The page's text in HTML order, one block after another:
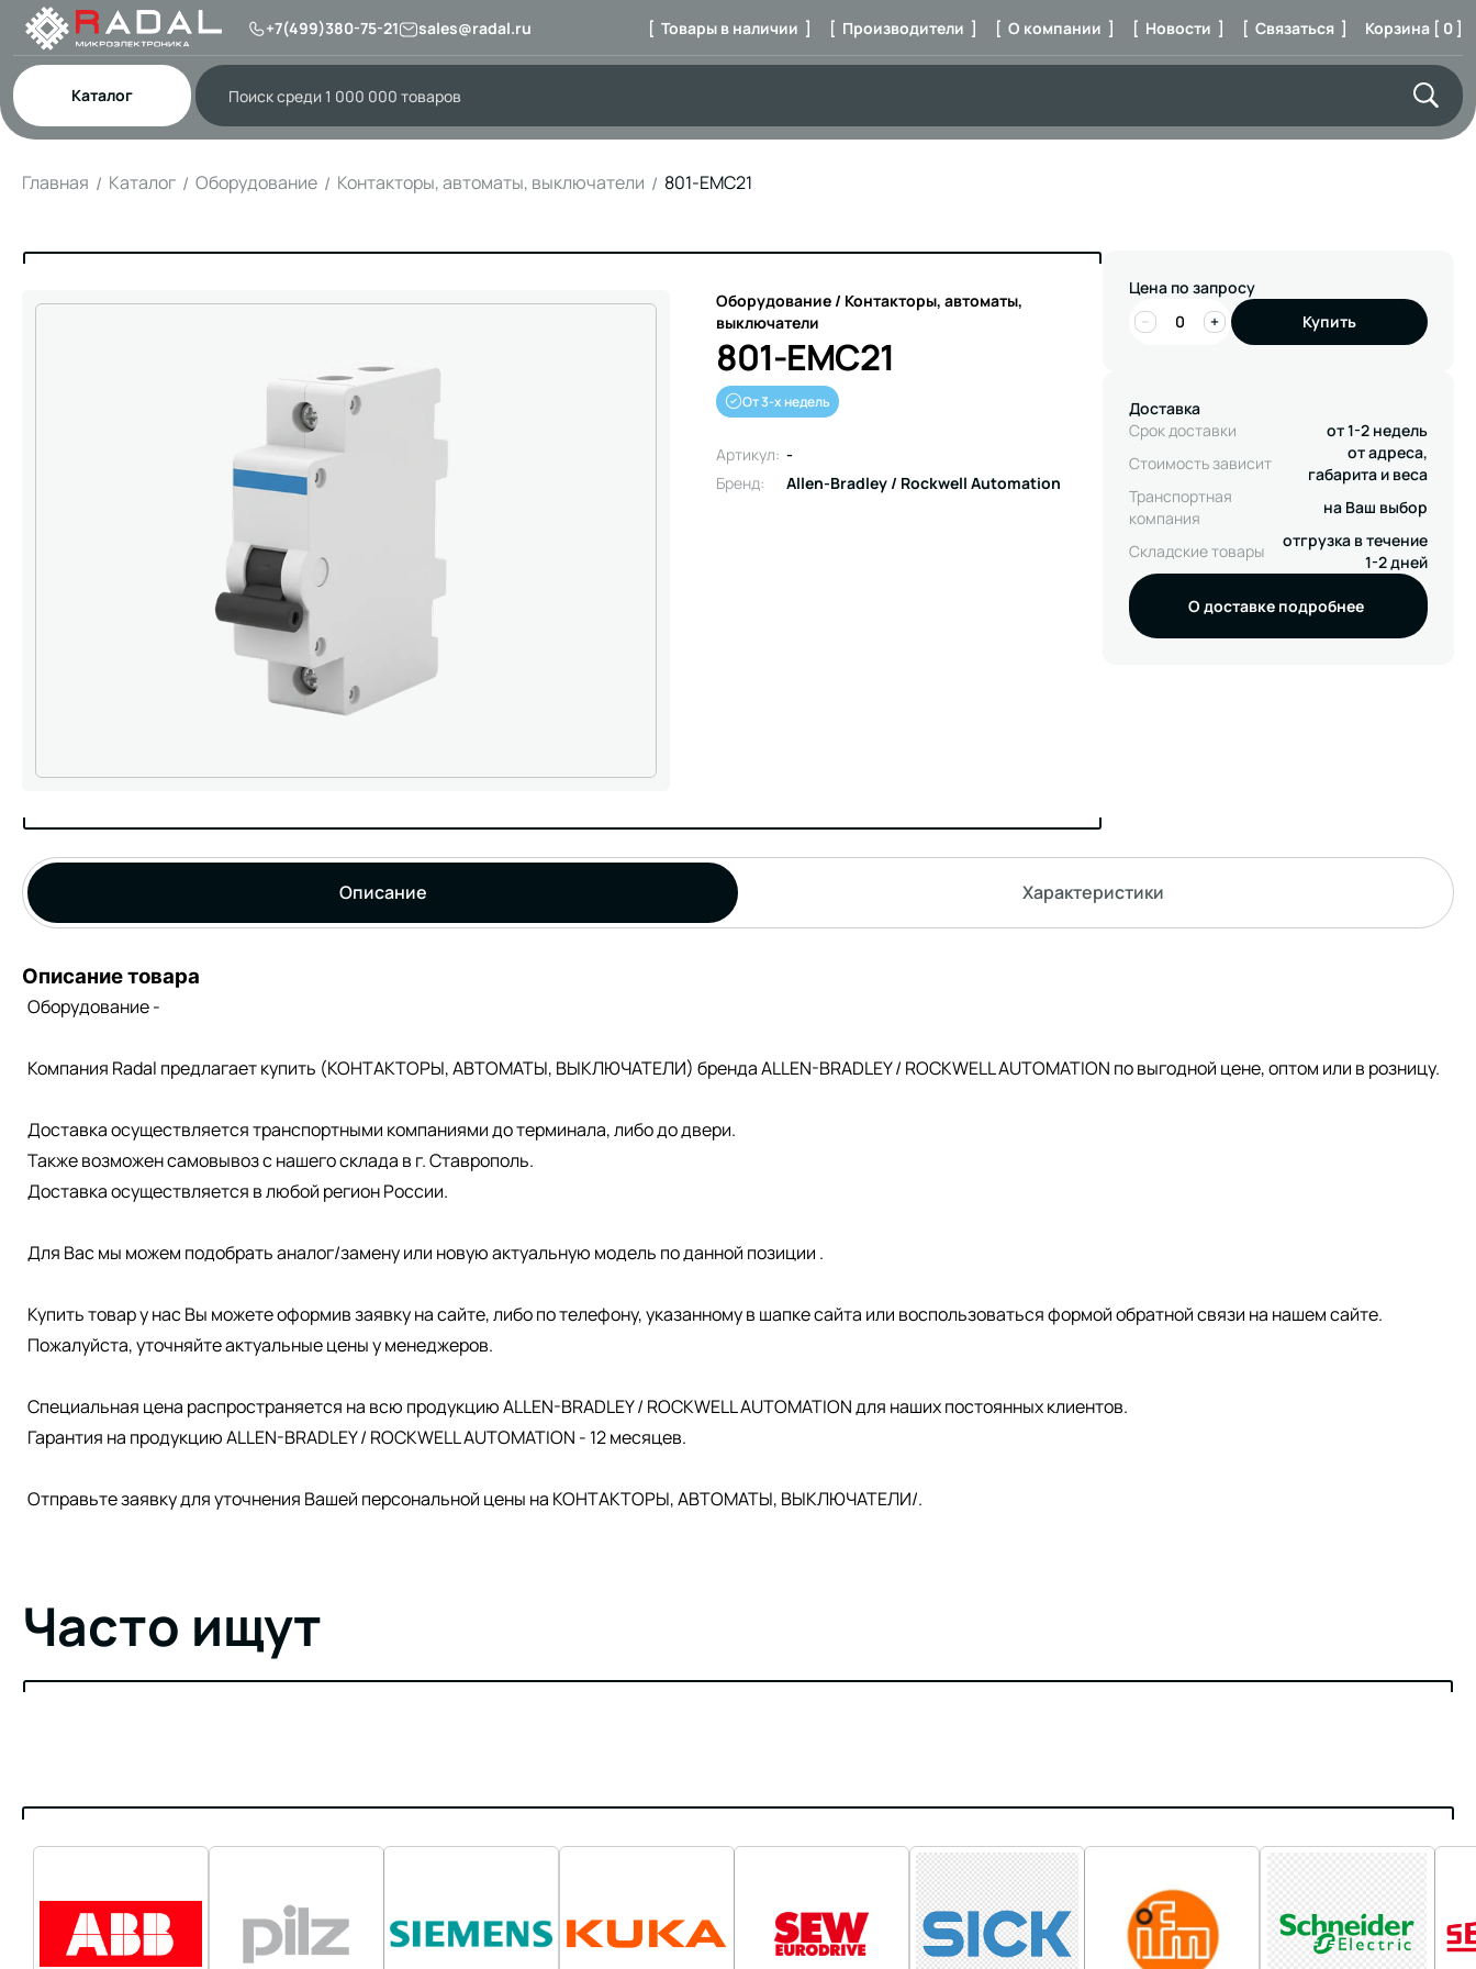
+7(499)380-75-21 sales@radal.ru [ Товары в наличии ] [ Производители ] [ О компании ] [ Новости ] [ Связаться ] Корзина [ 0 ]
Каталог
Главная Каталог Оборудование Контакторы, автоматы, выключатели 801-EMC21
Оборудование / Контакторы, автоматы,
выключатели
801-EMC21
От 3-х недель
Артикул: -
Бренд:
Allen-Bradley / Rockwell Automation
Цена по запросу
−
+ Купить
Доставка
Срок доставки
от 1-2 недель
Стоимость зависит
от адреса,
габарита и веса
Транспортная
компания
на Ваш выбор
Складские товары
отгрузка в течение
1-2 дней
О доставке подробнее
Описание Характеристики
Описание товара
Оборудование -
Компания Radal предлагает купить (КОНТАКТОРЫ, АВТОМАТЫ, ВЫКЛЮЧАТЕЛИ) бренда ALLEN-BRADLEY / ROCKWELL AUTOMATION по выгодной цене, оптом или в розницу.
Доставка осуществляется транспортными компаниями до терминала, либо до двери.
Также возможен самовывоз с нашего склада в г. Ставрополь.
Доставка осуществляется в любой регион России.
Для Вас мы можем подобрать аналог/замену или новую актуальную модель по данной позиции .
Купить товар у нас Вы можете оформив заявку на сайте, либо по телефону, указанному в шапке сайта или воспользоваться формой обратной связи на нашем сайте.
Пожалуйста, уточняйте актуальные цены у менеджеров.
Специальная цена распространяется на всю продукцию ALLEN-BRADLEY / ROCKWELL AUTOMATION для наших постоянных клиентов.
Гарантия на продукцию ALLEN-BRADLEY / ROCKWELL AUTOMATION - 12 месяцев.
Отправьте заявку для уточнения Вашей персональной цены на КОНТАКТОРЫ, АВТОМАТЫ, ВЫКЛЮЧАТЕЛИ/.
Часто ищут